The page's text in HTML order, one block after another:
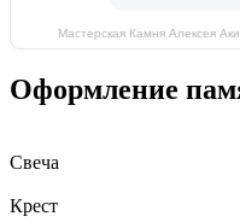
Мастерская Камня Алексея
Оформление
Свеча
Крест